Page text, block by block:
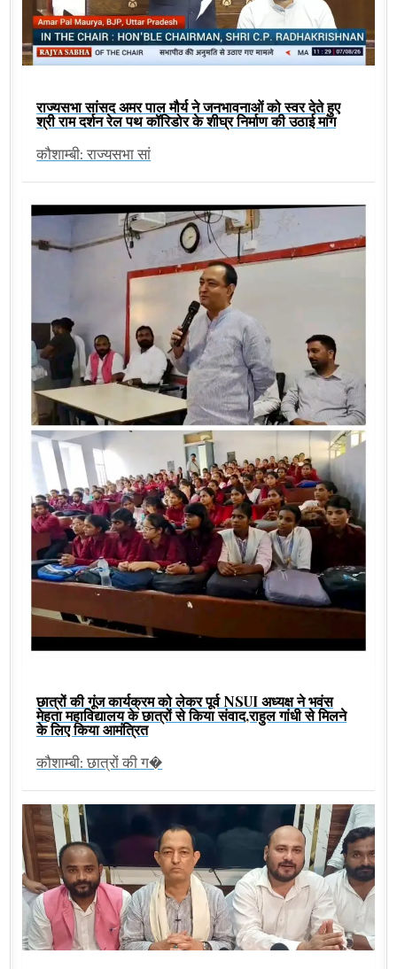
राज्यसभा सांसद अमर पाल मौर्य ने जनभावनाओं को स्वर देते हुए
श्री राम दर्शन रेल पथ कॉरिडोर के शीघ्र निर्माण की उठाई मांग
कौशाम्बी: राज्यसभा सां
छात्रों की गूंज कार्यक्रम को लेकर पूर्व NSUI अध्यक्ष ने भवंस
मेहता महाविद्यालय के छात्रों से किया संवाद,राहुल गांधी से मिलने
के लिए किया आमंत्रित
कौशाम्बी: छात्रों की ग�